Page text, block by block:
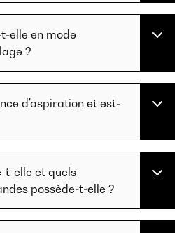
elle en mode
?
d'aspiration et est-
t-elle et quels
possède-t-elle ?